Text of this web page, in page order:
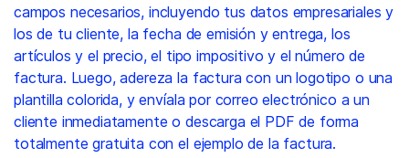
campos necesarios, incluyendo tus datos empresariales y
los de tu cliente, la fecha de emisión y entrega, los
artículos y el precio, el tipo impositivo y el número de
factura. Luego, adereza la factura con un logotipo o una
plantilla colorida, y envíala por correo electrónico a un
cliente inmediatamente o descarga el PDF de forma
totalmente gratuita con el ejemplo de la factura.